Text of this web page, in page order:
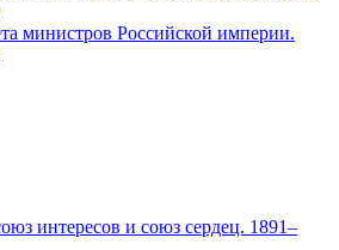
министров Российской империи.